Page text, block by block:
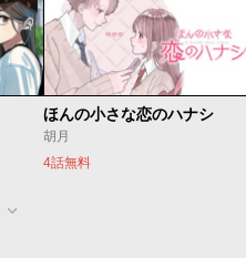
ほんの小さな恋のハナシ
胡月
4話無料